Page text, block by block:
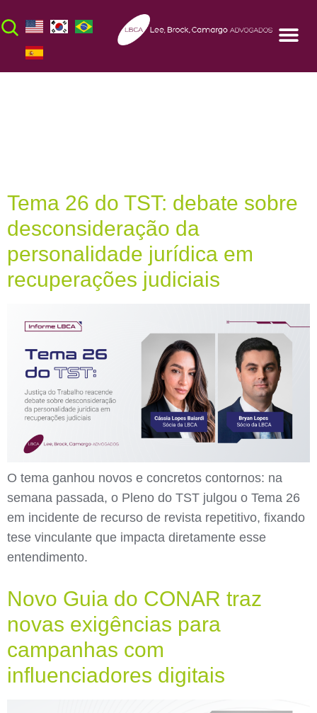
Tema 26 do TST: debate sobre
desconsideração da
personalidade jurídica em
recuperações judiciais
O tema ganhou novos e concretos contornos: na
semana passada, o Pleno do TST julgou o Tema 26
em incidente de recurso de revista repetitivo, fixando
tese vinculante que impacta diretamente esse
entendimento.
Novo Guia do CONAR traz
novas exigências para
campanhas com
influenciadores digitais